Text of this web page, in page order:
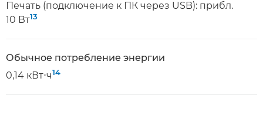
Печать (подключение к ПК через USB): прибл.
10 Вт13
Обычное потребление энергии
0,14 кВт⋅ч14